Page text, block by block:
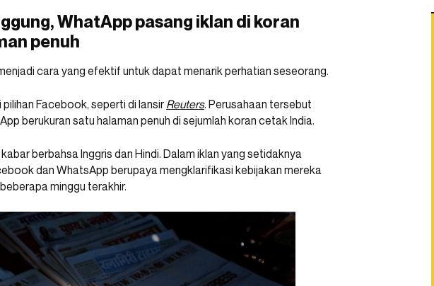
WhatApp pasang iklan di koran
penuh
cara yang efektif untuk dapat menarik perhatian seseorang.
Facebook, seperti di lansir Reuters. Perusahaan tersebut
berukuran satu halaman penuh di sejumlah koran cetak India.
berbahsa Inggris dan Hindi. Dalam iklan yang setidaknya
dan WhatsApp berupaya mengklarifikasi kebijakan mereka
minggu terakhir.